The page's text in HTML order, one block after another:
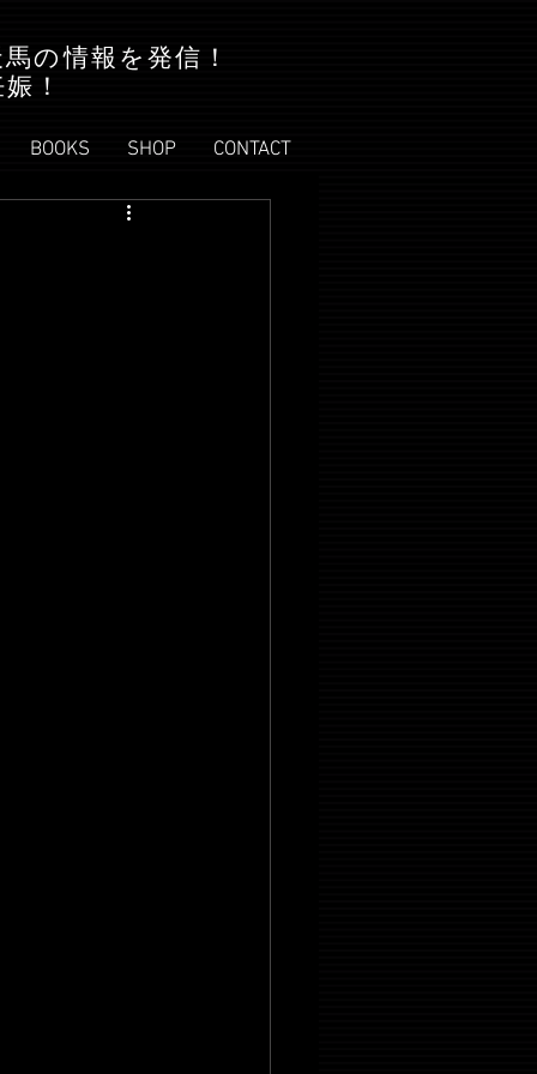
の情報を発信！
！
BOOKS SHOP CONTACT